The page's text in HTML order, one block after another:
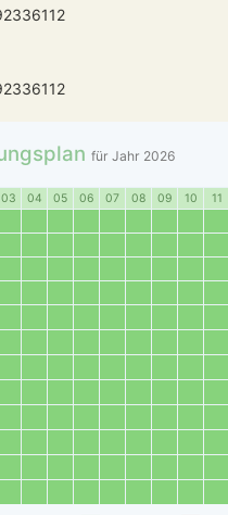
für Jahr 2026
03 04 05 06 07 08 09 10 11